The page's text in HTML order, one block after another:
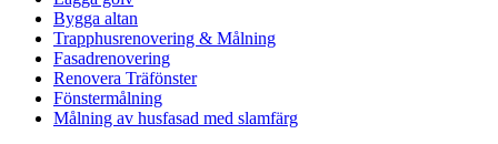
Bygga altan
Trapphusrenovering & Målning
Fasadrenovering
Renovera Träfönster
Fönstermålning
Målning av husfasad med slamfärg